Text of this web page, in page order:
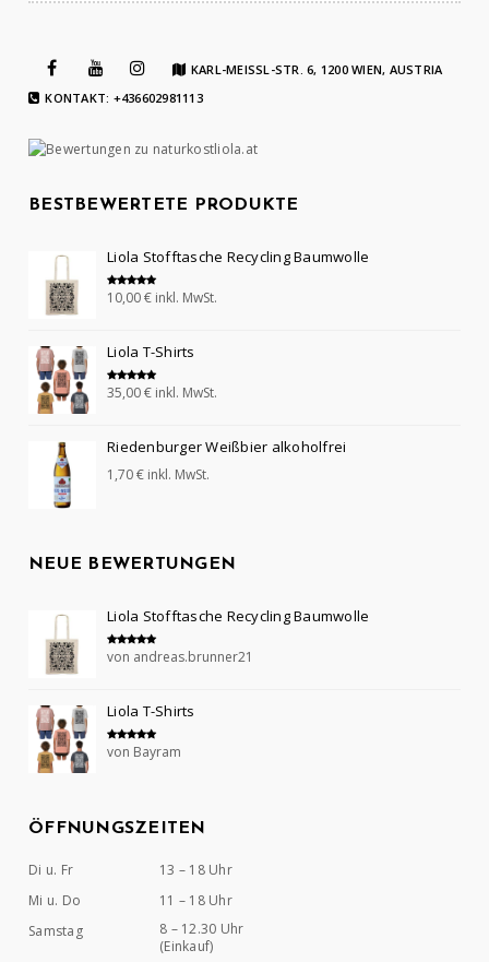
KARL-MEISSL-STR. 6, 1200 WIEN, AUSTRIA
KONTAKT: +436602981113
BESTBEWERTETE PRODUKTE
Liola Stofftasche Recycling Baumwolle
Bewertet mit
5.00
10,00€ inkl. MwSt.
Liola T-Shirts
Bewertet mit
5.00
35,00€ inkl. MwSt.
Riedenburger Weißbier alkoholfrei
1,70€ inkl. MwSt.
NEUE BEWERTUNGEN
Liola Stofftasche Recycling Baumwolle
Bewertet mit
von andreas.brunner21
Liola T-Shirts
Bewertet mit
von Bayram
ÖFFNUNGSZEITEN
Di u. Fr
13 – 18 Uhr
Mi u. Do
11 – 18 Uhr
Samstag
8 – 12.30 Uhr
(Einkauf)